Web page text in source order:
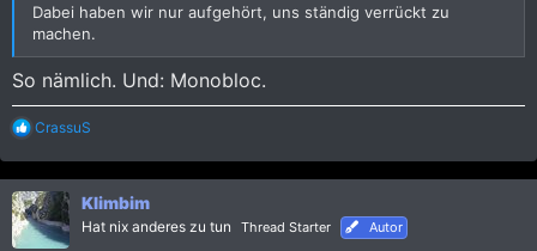
Dabei haben wir nur aufgehört, uns ständig verrückt zu
machen.
So nämlich. Und: Monobloc.
R
a
k
t
i
o
CrassuS
Klimbim
Hat nix anderes zu tun Thread Starter Autor